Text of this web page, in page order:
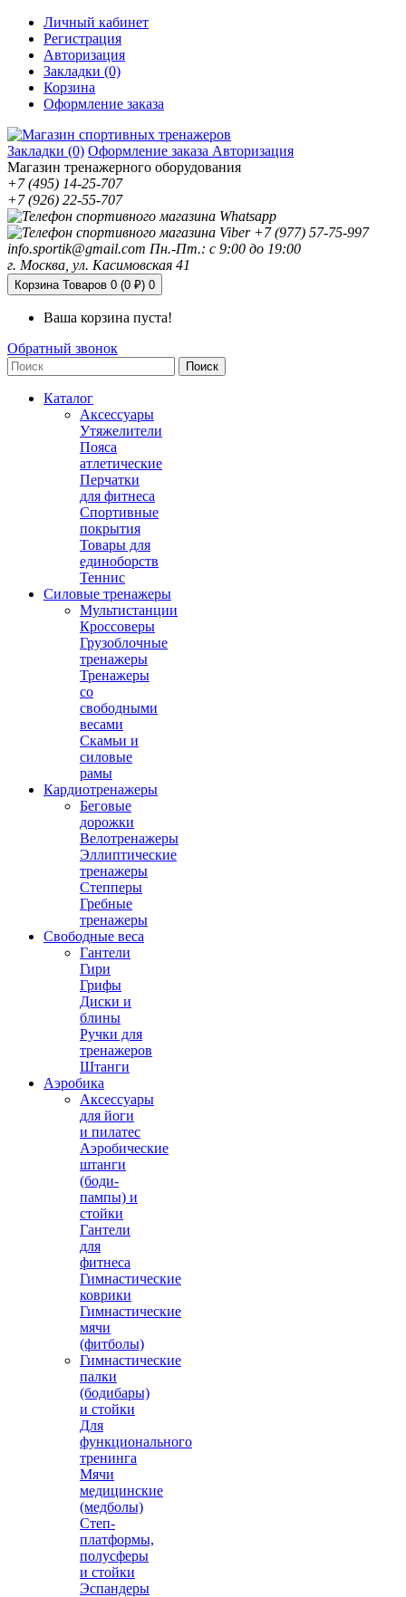
Личный кабинет
Регистрация
Авторизация
Закладки (0)
Корзина
Оформление заказа
Закладки (0) Оформление заказа Авторизация
Магазин тренажерного оборудования
+7 (495) 14-25-707
+7 (926) 22-55-707
+7 (977) 57-75-997
info.sportik@gmail.com Пн.-Пт.: с 9:00 до 19:00
г. Москва, ул. Касимовская 41
Корзина Товаров 0 (0 ₽) 0
Ваша корзина пуста!
Обратный звонок
Поиск
Каталог
Аксессуары
Утяжелители
Пояса
атлетические
Перчатки
для фитнеса
Спортивные
покрытия
Товары для
единоборств
Теннис
Силовые тренажеры
Мультистанции
Кроссоверы
Грузоблочные
тренажеры
Тренажеры
со
свободными
весами
Скамьи и
силовые
рамы
Кардиотренажеры
Беговые
дорожки
Велотренажеры
Эллиптические
тренажеры
Степперы
Гребные
тренажеры
Свободные веса
Гантели
Гири
Грифы
Диски и
блины
Ручки для
тренажеров
Штанги
Аэробика
Аксессуары
для йоги
и пилатес
Аэробические
штанги
(боди-
пампы) и
стойки
Гантели
для
фитнеса
Гимнастические
коврики
Гимнастические
мячи
(фитболы)
Гимнастические
палки
(бодибары)
и стойки
Для
функционального
тренинга
Мячи
медицинские
(медболы)
Степ-
платформы,
полусферы
и стойки
Эспандеры